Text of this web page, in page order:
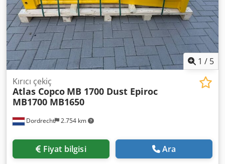
- Çok iyi durumda. Neredeyse hiç kullanılmadı - kötü
planlama! Ne yazık ki artık hiçbir belge mevcut değil.
1 / 5
Dordrecht 2.754 km
Kırıcı çekiç
Atlas Copco MB 1700 Dust Epiroc
MB1700 MB1650
Fiyat bilgisi Ara